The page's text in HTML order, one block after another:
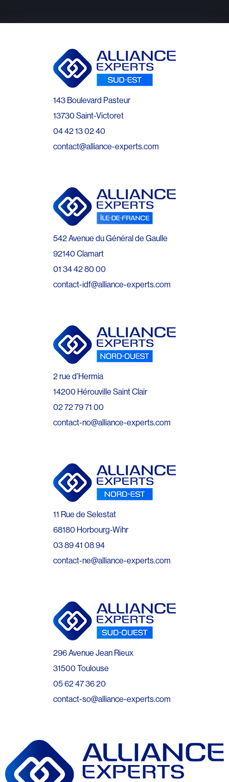
143 Boulevard Pasteur
13730 Saint-Victoret
04 42 13 02 40
contact@alliance-experts.com
542 Avenue du Général de Gaulle
92140 Clamart
01 34 42 80 00
contact-idf@alliance-experts.com
2 rue d’Hermia
14200 Hérouville Saint Clair
02 72 79 71 00
contact-no@alliance-experts.com
11 Rue de Selestat
68180 Horbourg-Wihr
03 89 41 08 94
contact-ne@alliance-experts.com
296 Avenue Jean Rieux
31500 Toulouse
05 62 47 36 20
contact-so@alliance-experts.com